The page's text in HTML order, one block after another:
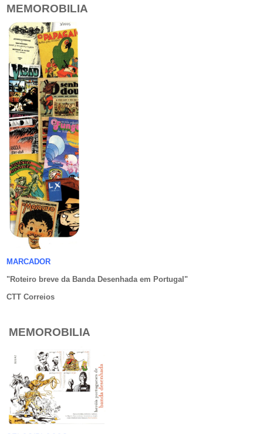
MEMOROBILIA
MARCADOR
"Roteiro breve da Banda Desenhada em Portugal "
CTT Correios
MEMOROBILIA